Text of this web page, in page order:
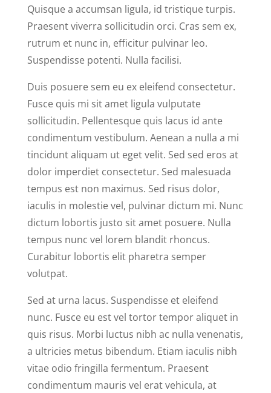
Quisque a accumsan ligula, id tristique turpis.
Praesent viverra sollicitudin orci. Cras sem ex,
rutrum et nunc in, efficitur pulvinar leo.
Suspendisse potenti. Nulla facilisi.
Duis posuere sem eu ex eleifend consectetur.
Fusce quis mi sit amet ligula vulputate
sollicitudin. Pellentesque quis lacus id ante
condimentum vestibulum. Aenean a nulla a mi
tincidunt aliquam ut eget velit. Sed sed eros at
dolor imperdiet consectetur. Sed malesuada
tempus est non maximus. Sed risus dolor,
iaculis in molestie vel, pulvinar dictum mi. Nunc
dictum lobortis justo sit amet posuere. Nulla
tempus nunc vel lorem blandit rhoncus.
Curabitur lobortis elit pharetra semper
volutpat.
Sed at urna lacus. Suspendisse et eleifend
nunc. Fusce eu est vel tortor tempor aliquet in
quis risus. Morbi luctus nibh ac nulla venenatis,
a ultricies metus bibendum. Etiam iaculis nibh
vitae odio fringilla fermentum. Praesent
condimentum mauris vel erat vehicula, at